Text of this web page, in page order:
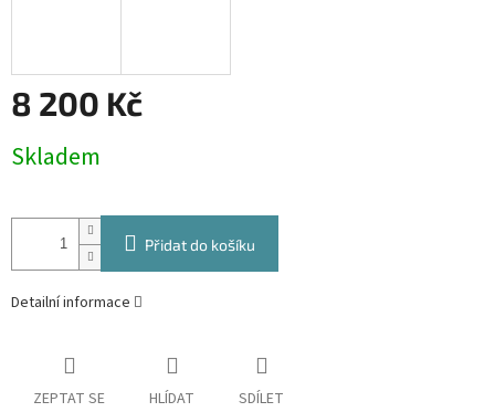
8 200 Kč
cena:
Skladem
Přidat do košíku
Detailní informace
ZEPTAT SE HLÍDAT SDÍLET